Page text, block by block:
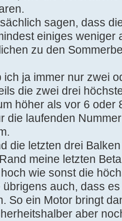
sagen, dass
einiges weniger
zu den
ja immer nur zwei
die zwei drei
höher als vor 6 oder
die laufenden
die letzten drei
meine letzten
wie sonst die
übrigens auch, dass
So ein Motor bringt
aber